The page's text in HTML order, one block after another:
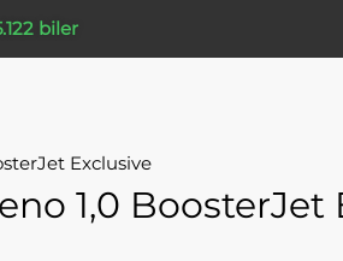
biler
Exclusive
1,0 BoosterJet